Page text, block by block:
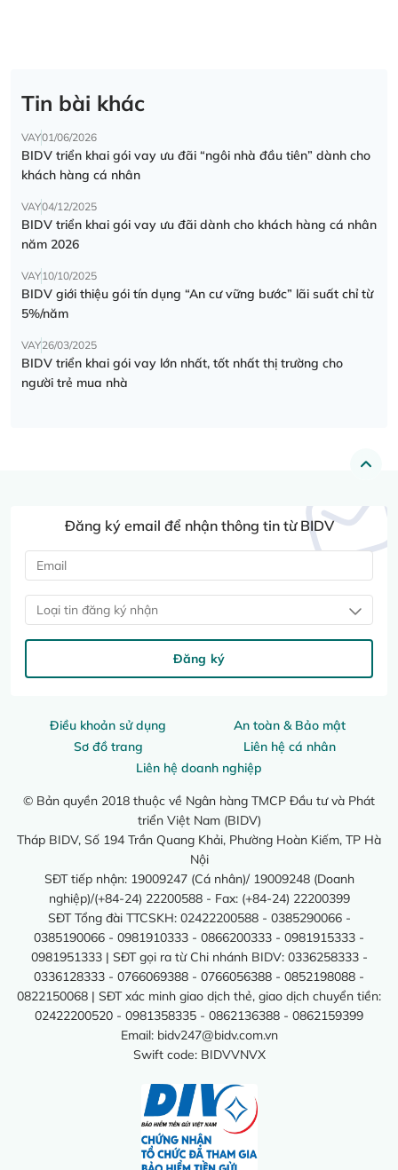
Tin bài khác
VAY01/06/2026
BIDV triển khai gói vay ưu đãi “ngôi nhà đầu tiên” dành cho
khách hàng cá nhân
VAY04/12/2025
BIDV triển khai gói vay ưu đãi dành cho khách hàng cá nhân
năm 2026
VAY10/10/2025
BIDV giới thiệu gói tín dụng “An cư vững bước” lãi suất chỉ từ
5%/năm
VAY26/03/2025
BIDV triển khai gói vay lớn nhất, tốt nhất thị trường cho
người trẻ mua nhà
Điều khoản sử dụng
An toàn & Bảo mật
Sơ đồ trang
Liên hệ cá nhân
Liên hệ doanh nghiệp
© Bản quyền 2018 thuộc về Ngân hàng TMCP Đầu tư và Phát
triển Việt Nam (BIDV)
Tháp BIDV, Số 194 Trần Quang Khải, Phường Hoàn Kiếm, TP Hà
Nội
SĐT tiếp nhận: 19009247 (Cá nhân)/ 19009248 (Doanh
nghiệp)/(+84-24) 22200588 - Fax: (+84-24) 22200399
SĐT Tổng đài TTCSKH: 02422200588 - 0385290066 -
0385190066 - 0981910333 - 0866200333 - 0981915333 -
0981951333 | SĐT gọi ra từ Chi nhánh BIDV: 0336258333 -
0336128333 - 0766069388 - 0766056388 - 0852198088 -
0822150068 | SĐT xác minh giao dịch thẻ, giao dịch chuyển tiền:
02422200520 - 0981358335 - 0862136388 - 0862159399
Email: bidv247@bidv.com.vn
Swift code: BIDVVNVX
Đăng ký email để nhận thông tin từ BIDV
Loại tin đăng ký nhận
Đăng ký